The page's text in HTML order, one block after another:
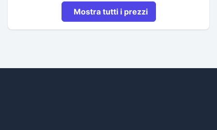
Mostra tutti i prezzi